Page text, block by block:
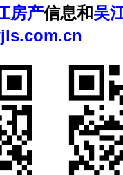
房产信息和吴